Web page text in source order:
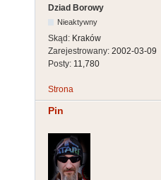
Dziad Borowy
Nieaktywny
Skąd: Kraków
Zarejestrowany: 2002-03-09
Posty: 11,780
Strona
Pin